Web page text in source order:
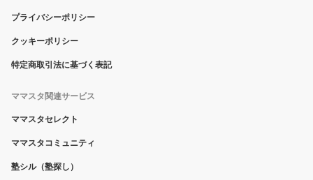
プライバシーポリシー
クッキーポリシー
特定商取引法に基づく表記
ママスタ関連サービス
ママスタセレクト
ママスタコミュニティ
塾シル（塾探し）